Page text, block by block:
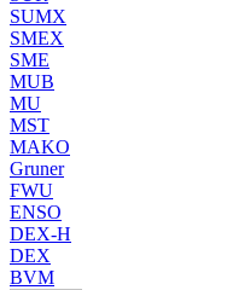
SUMX
SMEX
SME
MUB
MU
MST
MAKO
Gruner
FWU
ENSO
DEX-H
DEX
BVM